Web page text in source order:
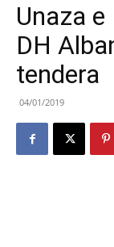
Unaza e
DH
tendera
04/01/2019